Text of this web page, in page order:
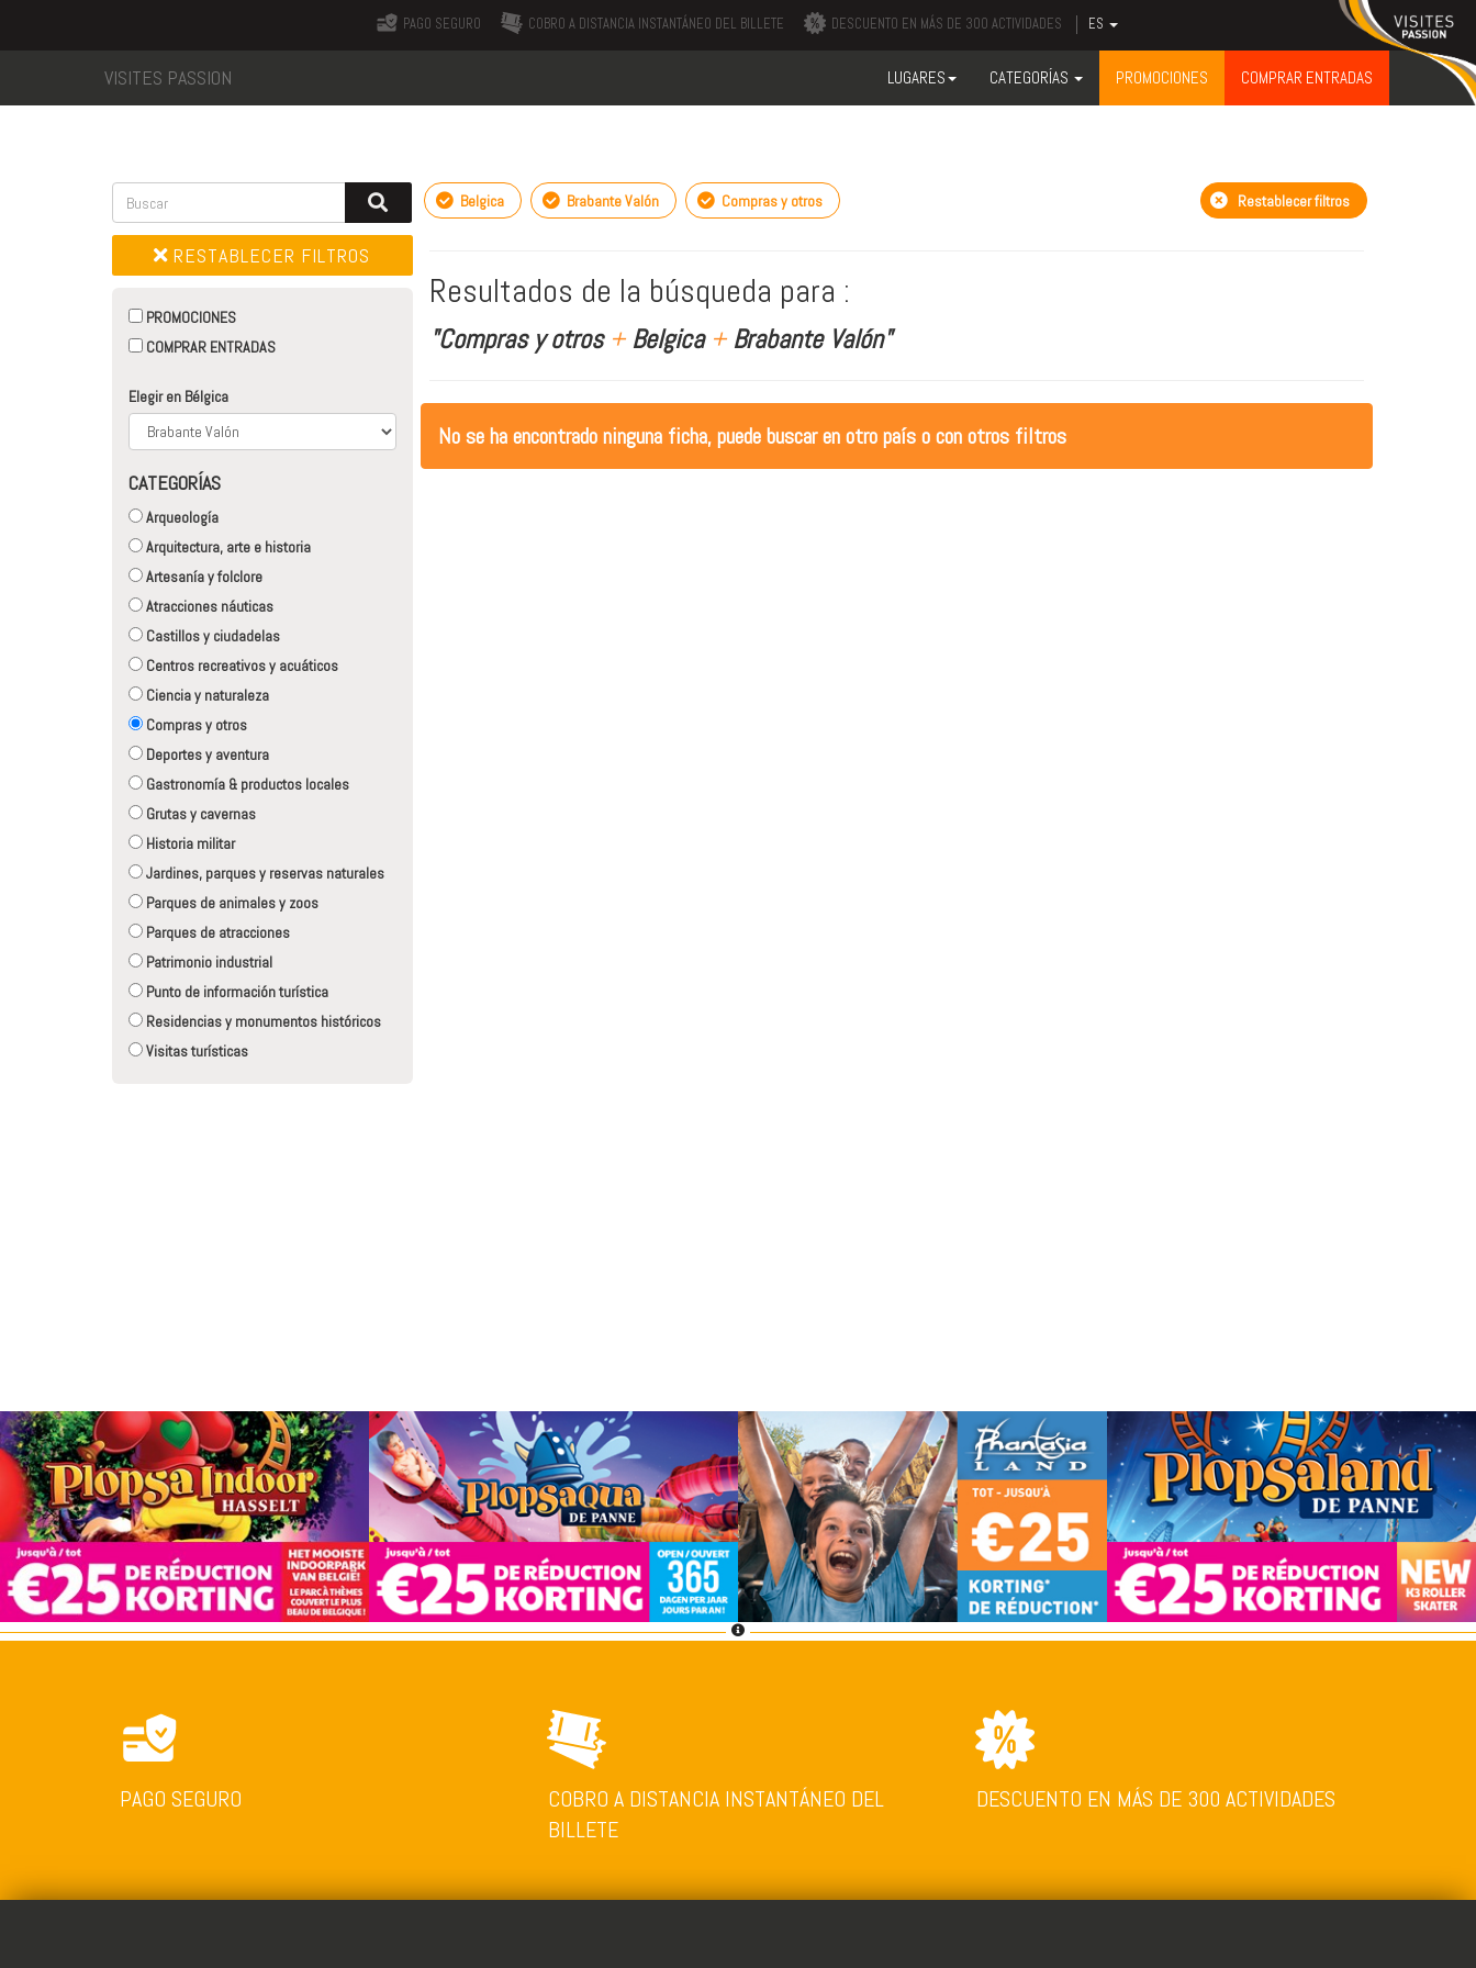
PAGO SEGURO COBRO A DISTANCIA INSTANTÁNEO DEL BILLETE DESCUENTO EN MÁS DE 300 ACTIVIDADES ES
VISITES PASSION LUGARES CATEGORÍAS PROMOCIONES COMPRAR ENTRADAS
RESTABLECER FILTROS
PROMOCIONES
COMPRAR ENTRADAS
Elegir en Bélgica
CATEGORÍAS
Arqueología
Arquitectura, arte e historia
Artesanía y folclore
Atracciones náuticas
Castillos y ciudadelas
Centros recreativos y acuáticos
Ciencia y naturaleza
Compras y otros
Deportes y aventura
Gastronomía & productos locales
Grutas y cavernas
Historia militar
Jardines, parques y reservas naturales
Parques de animales y zoos
Parques de atracciones
Patrimonio industrial
Punto de información turística
Residencias y monumentos históricos
Visitas turísticas
Belgica Brabante Valón Compras y otros Restablecer filtros
Resultados de la búsqueda para :
"Compras y otros +Belgica +Brabante Valón"
No se ha encontrado ninguna ficha, puede buscar en otro país o con otros filtros
PAGO SEGURO
COBRO A DISTANCIA INSTANTÁNEO DEL
BILLETE
DESCUENTO EN MÁS DE 300 ACTIVIDADES